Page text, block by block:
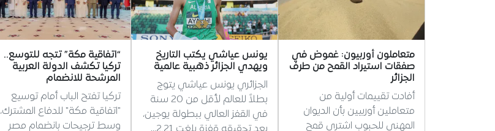
متعاملون أوربيون: غموض في
صفقات استيراد القمح من طرف
الجزائر
أفادت تقييمات أولية من
متعاملين أوربيين بأن الديوان
المهني للحبوب اشترى قمح
يونس عياشي يكتب التاريخ
ويهدي الجزائر ذهبية عالمية
الجزائري يونس عياشي يتوج
بطلاً للعالم لأقل من 20 سنة
في القفز العالي ببطولة يوجين،
“اتفاقية مكة” تتجه للتوسع..
تركيا تكشف الدولة العربية
المرشحة للانضمام
تركيا تفتح الباب أمام توسيع
"اتفاقية مكة" للدفاع المشترك،
وسط ترجيحات بانضمام مصر